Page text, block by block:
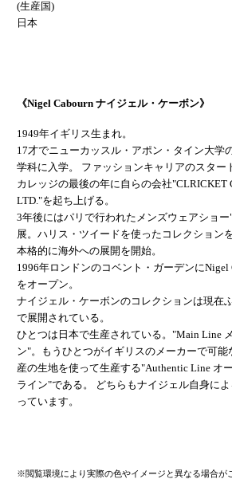
(生産国)
日本
《Nigel Cabourn ナイジェル・ケーボン》
1949年イギリス生まれ。
17才でニューカッスル・アポン・タイン大学
学科に入学。 ファッションキャリアのスター
カレッジの最後の年に自らの会社"CLRICKET
LTD."を起ち上げる。
3年後にはパリで行われたメンズウェアショー
展。ハリス・ツイードを使ったコレクションを
本格的に海外への展開を開始。
1996年ロンドンのコベント・ガーデンにNigel
をオープン。
ナイジェル・ケーボンのコレクションは現在
で展開されている。
ひとつは日本で生産されている。"Main Line
ン"。もうひとつがイギリスのメーカーで可能
産の生地を使って生産する"Authentic Line オ
ライン"である。 どちらもナイジェル自身に
っています。
※閲覧環境により実際の色やイメージと異なる場合が